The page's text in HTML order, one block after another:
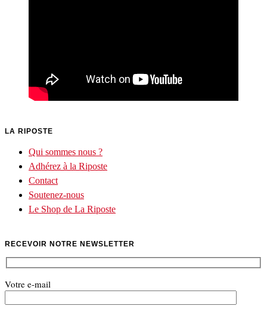
LA RIPOSTE
Qui sommes nous ?
Adhérez à la Riposte
Contact
Soutenez-nous
Le Shop de La Riposte
RECEVOIR NOTRE NEWSLETTER
Votre e-mail